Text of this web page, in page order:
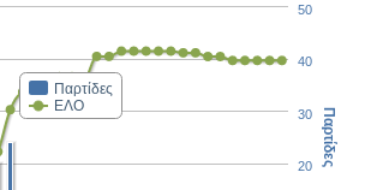
Παρτίδες
ΕΛΟ
20
30
40
50
Παρτίδες